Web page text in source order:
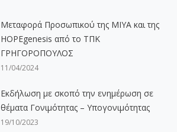
Μεταφορά Προσωπικού της ΜΙΥΑ και της
HOPEgenesis από το ΤΠΚ
ΓΡΗΓΟΡΟΠΟΥΛΟΣ
11/04/2024
Εκδήλωση με σκοπό την ενημέρωση σε
θέματα Γονιμότητας – Υπογονιμότητας
19/10/2023